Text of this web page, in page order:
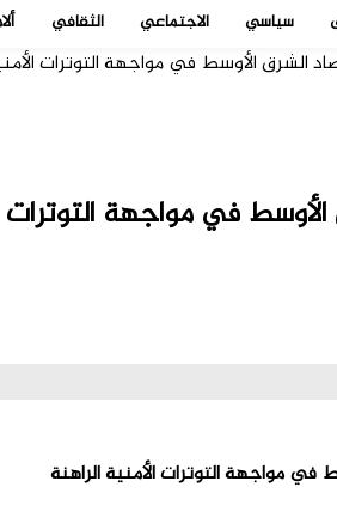
سياسي الاجتماعي الثقافي
الشرق الأوسط في مواجهة التوترات
في مواجهة التوترات
في مواجهة التوترات الأمنية الراهنة